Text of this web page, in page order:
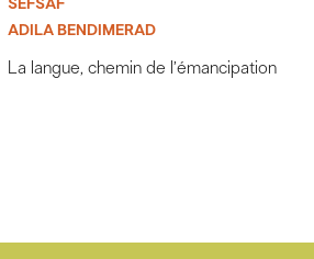
SEFSAF
ADILA BENDIMERAD
La langue, chemin de l’émancipation